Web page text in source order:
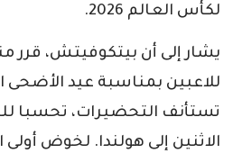
لكأس العالم 2026.
يشار إلى أن بيتكوفيتش، قرر
للاعبين بمناسبة عيد الأضحى
تستأنف التحضيرات، تحسبا
الاثنين إلى هولندا. لخوض أولى